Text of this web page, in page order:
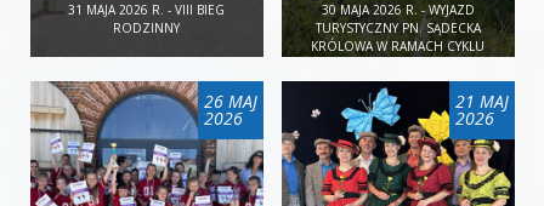
31 MAJA 2026 R. - VIII BIEG
RODZINNY
30 MAJA 2026 R. - WYJAZD
TURYSTYCZNY PN. SĄDECKA
KRÓLOWA W RAMACH CYKLU
26 MAJ
2026
21 MAJ
2026